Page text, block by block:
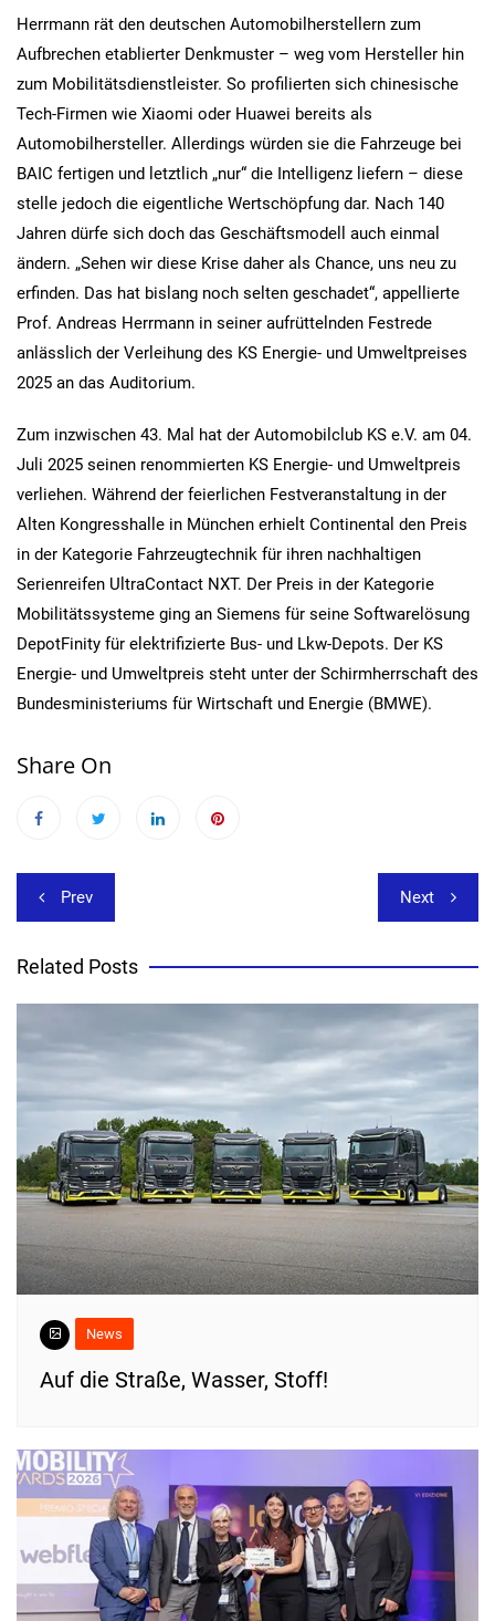
Herrmann rät den deutschen Automobilherstellern zum
Aufbrechen etablierter Denkmuster – weg vom Hersteller hin
zum Mobilitätsdienstleister. So profilierten sich chinesische
Tech-Firmen wie Xiaomi oder Huawei bereits als
Automobilhersteller. Allerdings würden sie die Fahrzeuge bei
BAIC fertigen und letztlich „nur“ die Intelligenz liefern – diese
stelle jedoch die eigentliche Wertschöpfung dar. Nach 140
Jahren dürfe sich doch das Geschäftsmodell auch einmal
ändern. „Sehen wir diese Krise daher als Chance, uns neu zu
erfinden. Das hat bislang noch selten geschadet“, appellierte
Prof. Andreas Herrmann in seiner aufrüttelnden Festrede
anlässlich der Verleihung des KS Energie- und Umweltpreises
2025 an das Auditorium.
Zum inzwischen 43. Mal hat der Automobilclub KS e.V. am 04.
Juli 2025 seinen renommierten KS Energie- und Umweltpreis
verliehen. Während der feierlichen Festveranstaltung in der
Alten Kongresshalle in München erhielt Continental den Preis
in der Kategorie Fahrzeugtechnik für ihren nachhaltigen
Serienreifen UltraContact NXT. Der Preis in der Kategorie
Mobilitätssysteme ging an Siemens für seine Softwarelösung
DepotFinity für elektrifizierte Bus- und Lkw-Depots. Der KS
Energie- und Umweltpreis steht unter der Schirmherrschaft des
Bundesministeriums für Wirtschaft und Energie (BMWE).
Share On
Beitragsnavigation
Prev Next
Related Posts
News
​Auf die Straße, Wasser, Stoff!